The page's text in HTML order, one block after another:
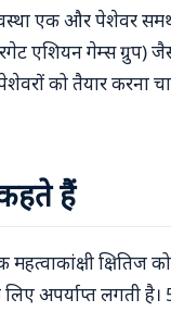
एक और पेशेवर
एशियन गेम्स ग्रुप)
को तैयार करना
हैं
क्षितिज को
अपर्याप्त लगती है।